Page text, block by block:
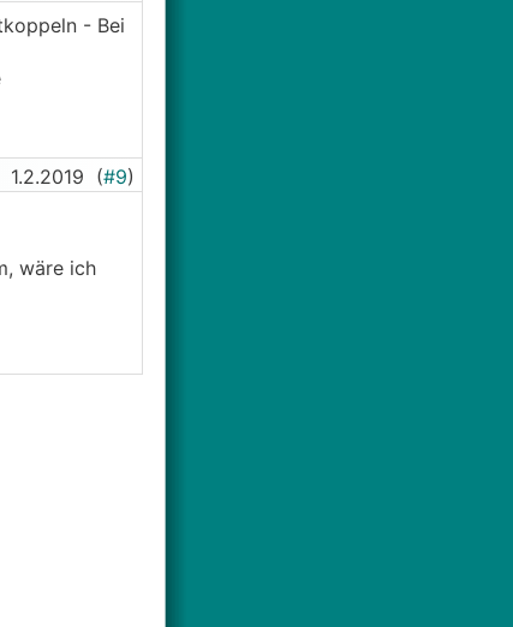
- Bei
1.2.2019 (#9)
wäre ich